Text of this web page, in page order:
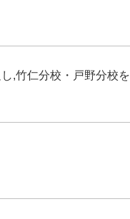
,竹仁分校・戸野分校を